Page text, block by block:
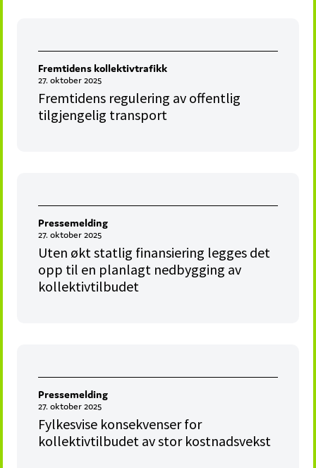
Fremtidens kollektivtrafikk
27. oktober 2025
Fremtidens regulering av offentlig
tilgjengelig transport
Pressemelding
27. oktober 2025
Uten økt statlig finansiering legges det
opp til en planlagt nedbygging av
kollektivtilbudet
Pressemelding
27. oktober 2025
Fylkesvise konsekvenser for
kollektivtilbudet av stor kostnadsvekst